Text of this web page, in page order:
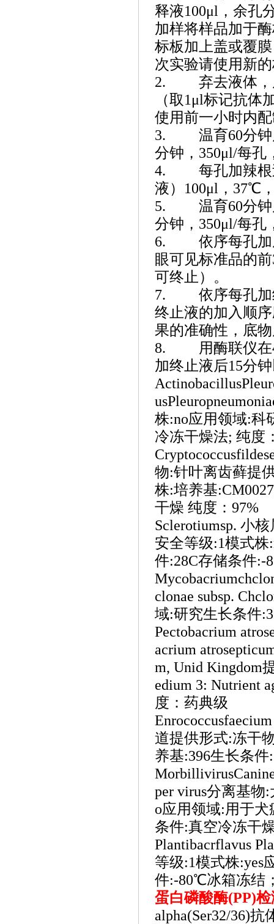
释液100μl，余孔
加样将样品加于
标板加上盖或覆
次实验请使用新
2. 弃去液体，甩
（取1μl标记抗体
使用前一小时内
3. 温育60分钟后
分钟，350μl/每孔
4. 每孔加辣根过
液）100μl，37℃
5. 温育60分钟后
分钟，350μl/每孔
6. 依序每孔加底
眼可见标准品的
可终止）。
7. 依序每孔加终
终止液的加入顺
果的准确性，底
8. 用酶联仪在
加终止液后15分
株:no应用领域:科
冷冻干燥法; 纯度
物:针叶离齿藓提
株:培养基
干燥 纯度：97%
Sclerotiumsp. 小
安全等级:1模式
件:28C存储条件:-
clonae subsp.
域:研究生长条件
Pectobacrium
acrium
m, Unid Kingdom
edium 3: Nutrient
度：药典级
道提供形式:冻干
养基:396生长条
per virus分离基物
o应用领域:用于
条件:真空冷冻干
Plantibacrflavus
等级:1模式株:yes
件:-80℃冰箱冻结
蛋白磷酸酶(PP)
alpha(Ser32/36)